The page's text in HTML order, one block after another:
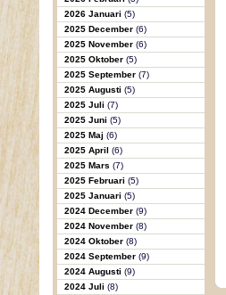
2026 Januari (5)
2025 December (6)
2025 November (6)
2025 Oktober (5)
2025 September (7)
2025 Augusti (5)
2025 Juli (7)
2025 Juni (5)
2025 Maj (6)
2025 April (6)
2025 Mars (7)
2025 Februari (5)
2025 Januari (5)
2024 December (9)
2024 November (8)
2024 Oktober (8)
2024 September (9)
2024 Augusti (9)
2024 Juli (8)